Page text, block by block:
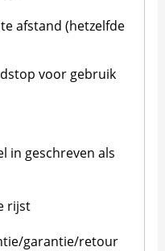
afstand (hetzelfde
voor gebruik
in geschreven als
rijst
garantie/retour